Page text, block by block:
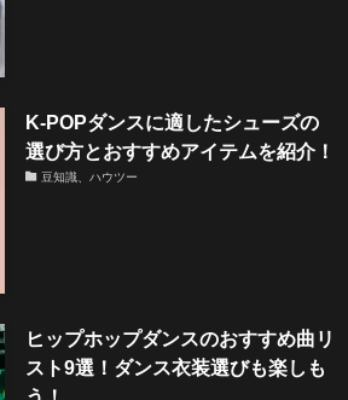
K-POPダンスに適したシューズの
選び方とおすすめアイテムを紹介！
豆知識、ハウツー
ヒップホップダンスのおすすめ曲リ
スト9選！ダンス衣装選びも楽しも